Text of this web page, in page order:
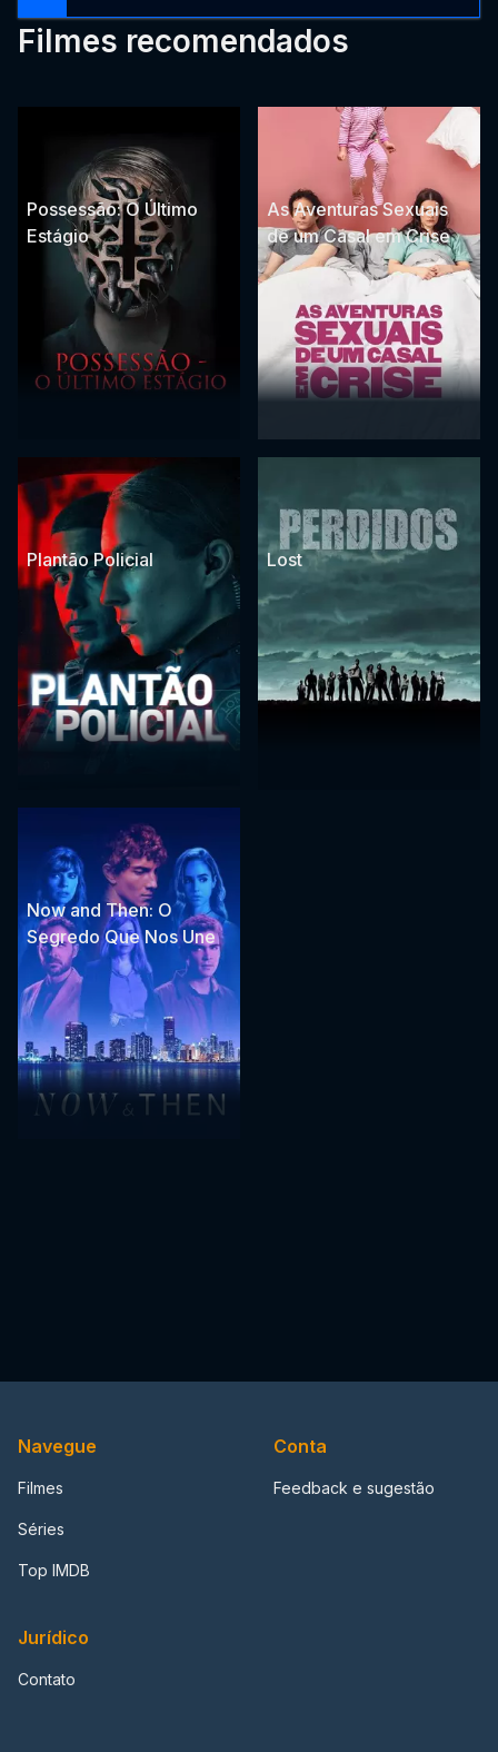
Filmes recomendados
Possessão: O Último
Estágio
As Aventuras Sexuais
de um Casal em Crise
Plantão Policial Lost
Now and Then: O
Segredo Que Nos Une
Navegue
Filmes
Séries
Top IMDB
Conta
Feedback e sugestão
Jurídico
Contato